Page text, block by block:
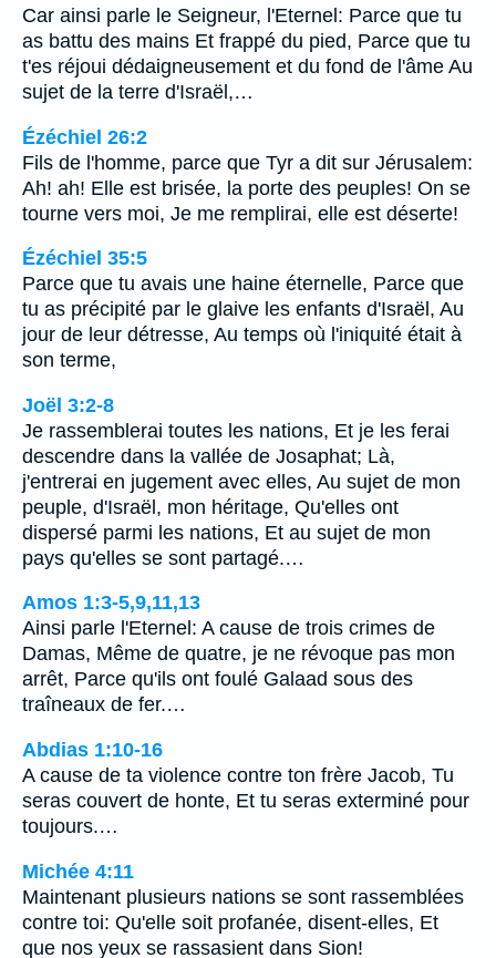
Car ainsi parle le Seigneur, l'Eternel: Parce que tu
as battu des mains Et frappé du pied, Parce que tu
t'es réjoui dédaigneusement et du fond de l'âme Au
sujet de la terre d'Israël,…
Ézéchiel 26:2
Fils de l'homme, parce que Tyr a dit sur Jérusalem:
Ah! ah! Elle est brisée, la porte des peuples! On se
tourne vers moi, Je me remplirai, elle est déserte!
Ézéchiel 35:5
Parce que tu avais une haine éternelle, Parce que
tu as précipité par le glaive les enfants d'Israël, Au
jour de leur détresse, Au temps où l'iniquité était à
son terme,
Joël 3:2-8
Je rassemblerai toutes les nations, Et je les ferai
descendre dans la vallée de Josaphat; Là,
j'entrerai en jugement avec elles, Au sujet de mon
peuple, d'Israël, mon héritage, Qu'elles ont
dispersé parmi les nations, Et au sujet de mon
pays qu'elles se sont partagé.…
Amos 1:3-5,9,11,13
Ainsi parle l'Eternel: A cause de trois crimes de
Damas, Même de quatre, je ne révoque pas mon
arrêt, Parce qu'ils ont foulé Galaad sous des
traîneaux de fer.…
Abdias 1:10-16
A cause de ta violence contre ton frère Jacob, Tu
seras couvert de honte, Et tu seras exterminé pour
toujours.…
Michée 4:11
Maintenant plusieurs nations se sont rassemblées
contre toi: Qu'elle soit profanée, disent-elles, Et
que nos yeux se rassasient dans Sion!